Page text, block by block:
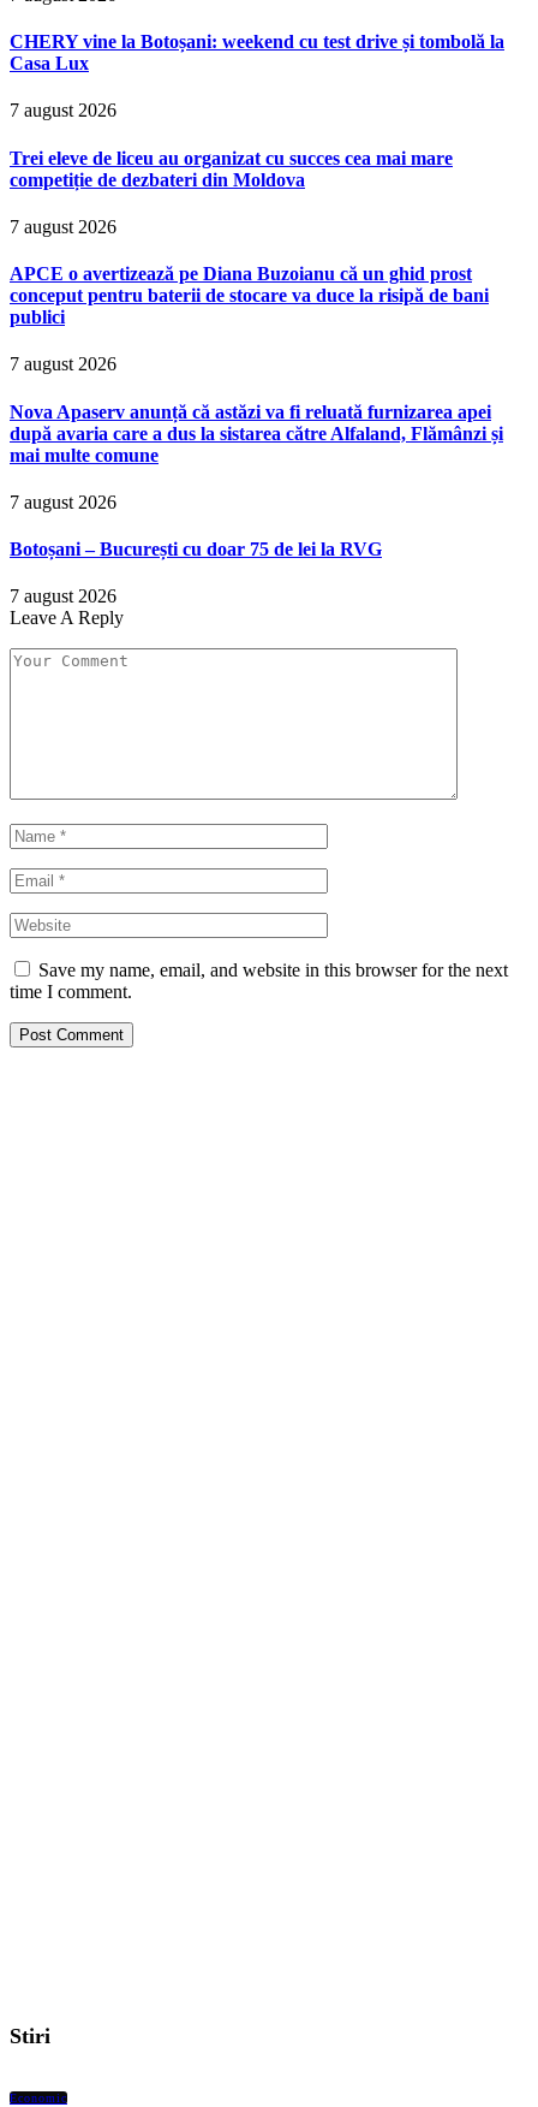
CHERY vine la Botoșani: weekend cu test drive și tombolă la
Casa Lux
7 august 2026
Trei eleve de liceu au organizat cu succes cea mai mare
competiție de dezbateri din Moldova
7 august 2026
APCE o avertizează pe Diana Buzoianu că un ghid prost
conceput pentru baterii de stocare va duce la risipă de bani
publici
7 august 2026
Nova Apaserv anunță că astăzi va fi reluată furnizarea apei
după avaria care a dus la sistarea către Alfaland, Flămânzi și
mai multe comune
7 august 2026
Botoșani – București cu doar 75 de lei la RVG
7 august 2026
Leave A Reply
Save my name, email, and website in this browser for the next
time I comment.
Stiri
Economic